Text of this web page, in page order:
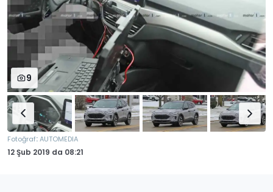
9
Fotoğraf:AUTOMEDIA
12 Şub 2019 da 08:21